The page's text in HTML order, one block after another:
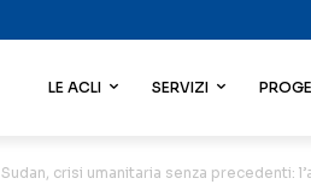
LE ACLI SERVIZI
Sudan, crisi umanitaria senza precedenti: